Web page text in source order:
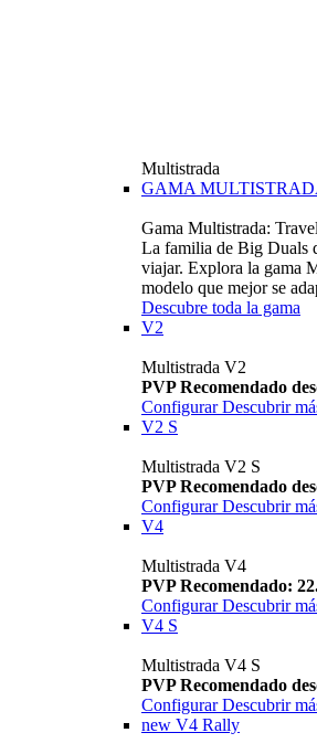
Multistrada
GAMA
Gama Multistrada:
La familia de Big Duals
viajar. Explora la gama
modelo que mejor se
Descubre toda la gama
V2
Multistrada V2
PVP Recomendado
Configurar Descubrir
V2 S
Multistrada V2 S
PVP Recomendado
Configurar Descubrir
V4
Multistrada V4
PVP Recomendado:
Configurar Descubrir
V4 S
Multistrada V4 S
PVP Recomendado
Configurar Descubrir
new V4 Rally